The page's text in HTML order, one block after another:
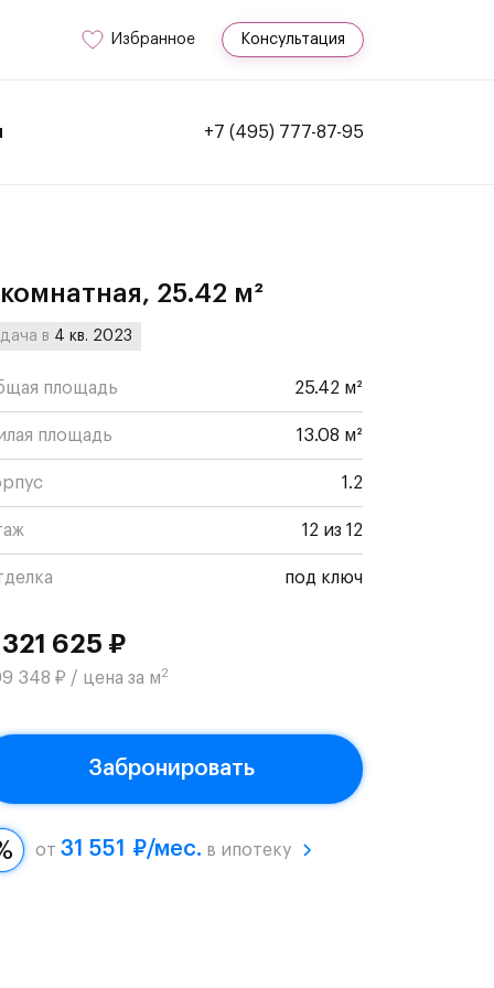
Избранное Консультация
+7 (495) 777-87-95
25.42 м²
в 4 кв. 2023
площадь 25.42 м²
площадь 13.08 м²
1.2
12 из 12
под ключ
625 ₽
348 ₽ / цена за м2
Забронировать
от 31 551 ₽/мес. в ипотеку